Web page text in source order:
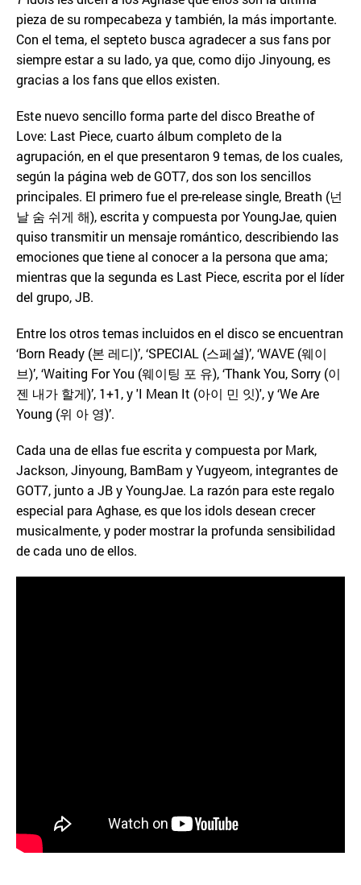
pieza de su rompecabeza y también, la más importante.
Con el tema, el septeto busca agradecer a sus fans por
siempre estar a su lado, ya que, como dijo Jinyoung, es
gracias a los fans que ellos existen.
Este nuevo sencillo forma parte del disco Breathe of
Love: Last Piece, cuarto álbum completo de la
agrupación, en el que presentaron 9 temas, de los cuales,
según la página web de GOT7, dos son los sencillos
principales. El primero fue el pre-release single, Breath (넌
날 숨 쉬게 해), escrita y compuesta por YoungJae, quien
quiso transmitir un mensaje romántico, describiendo las
emociones que tiene al conocer a la persona que ama;
mientras que la segunda es Last Piece, escrita por el líder
del grupo, JB.
Entre los otros temas incluidos en el disco se encuentran
‘Born Ready (본 레디)’, ‘SPECIAL (스페셜)’, ‘WAVE (웨이
브)’, ‘Waiting For You (웨이팅 포 유), ‘Thank You, Sorry (이
젠 내가 할게)’, 1+1, y 'I Mean It (아이 민 잇)', y ‘We Are
Young (위 아 영)’.
Cada una de ellas fue escrita y compuesta por Mark,
Jackson, Jinyoung, BamBam y Yugyeom, integrantes de
GOT7, junto a JB y YoungJae. La razón para este regalo
especial para Aghase, es que los idols desean crecer
musicalmente, y poder mostrar la profunda sensibilidad
de cada uno de ellos.